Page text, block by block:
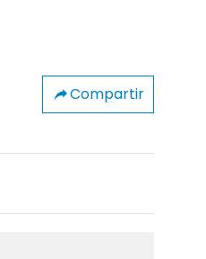
Compartir